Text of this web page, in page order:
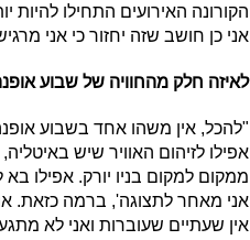
הקורונה האירועים התחילו להיות
אני כן חושב שזה יחזור כי אני
לאיזה חלק מהחוויה של שבוע
"להכל, אין משהו אחד בשבוע
אפילו לזיהום האוויר שיש
ממקום למקום בניו יורק. אפילו בא
אני מאחר לתצוגה', ברמה כזאת.
אין שעתיים שעוברות ואני לא